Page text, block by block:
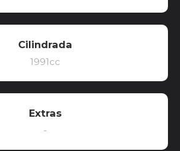
Cilindrada
1991cc
Extras
-